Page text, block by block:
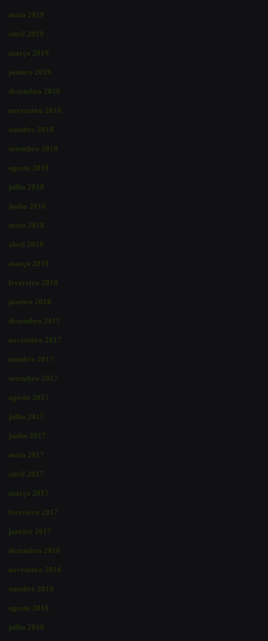
maio 2019
abril 2019
março 2019
janeiro 2019
dezembro 2018
novembro 2018
outubro 2018
setembro 2018
agosto 2018
julho 2018
junho 2018
maio 2018
abril 2018
março 2018
fevereiro 2018
janeiro 2018
dezembro 2017
novembro 2017
outubro 2017
setembro 2017
agosto 2017
julho 2017
junho 2017
maio 2017
abril 2017
março 2017
fevereiro 2017
janeiro 2017
dezembro 2016
novembro 2016
outubro 2016
agosto 2016
julho 2016